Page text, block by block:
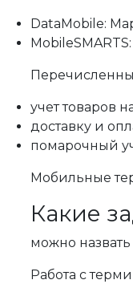
DataMobile:
учет товаров
доставку и
помарочный
Мобильные
Какие
можно
Работа с